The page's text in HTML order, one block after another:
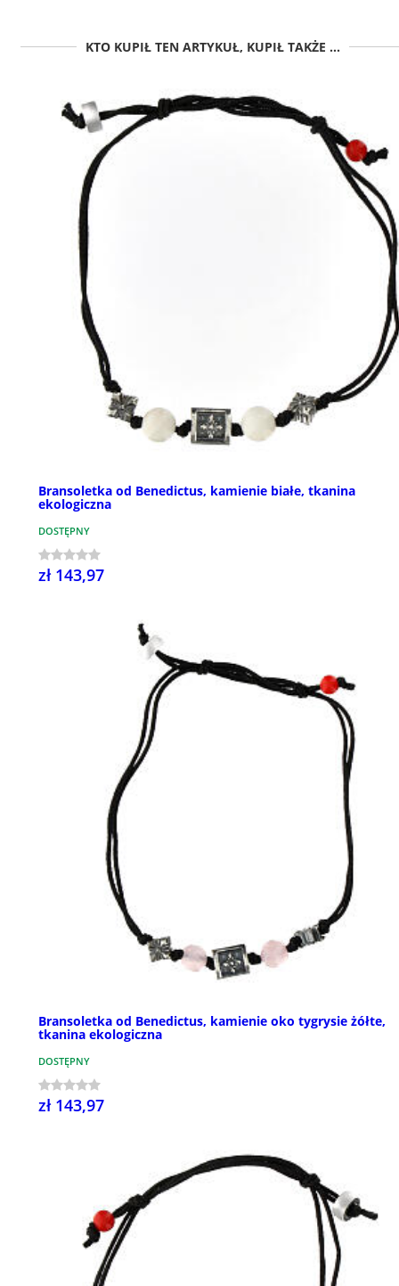
KTO KUPIŁ TEN ARTYKUŁ, KUPIŁ TAKŻE ...
Bransoletka od Benedictus, kamienie białe, tkanina
ekologiczna
DOSTĘPNY
zł 143,97
Bransoletka od Benedictus, kamienie oko tygrysie żółte,
tkanina ekologiczna
DOSTĘPNY
zł 143,97